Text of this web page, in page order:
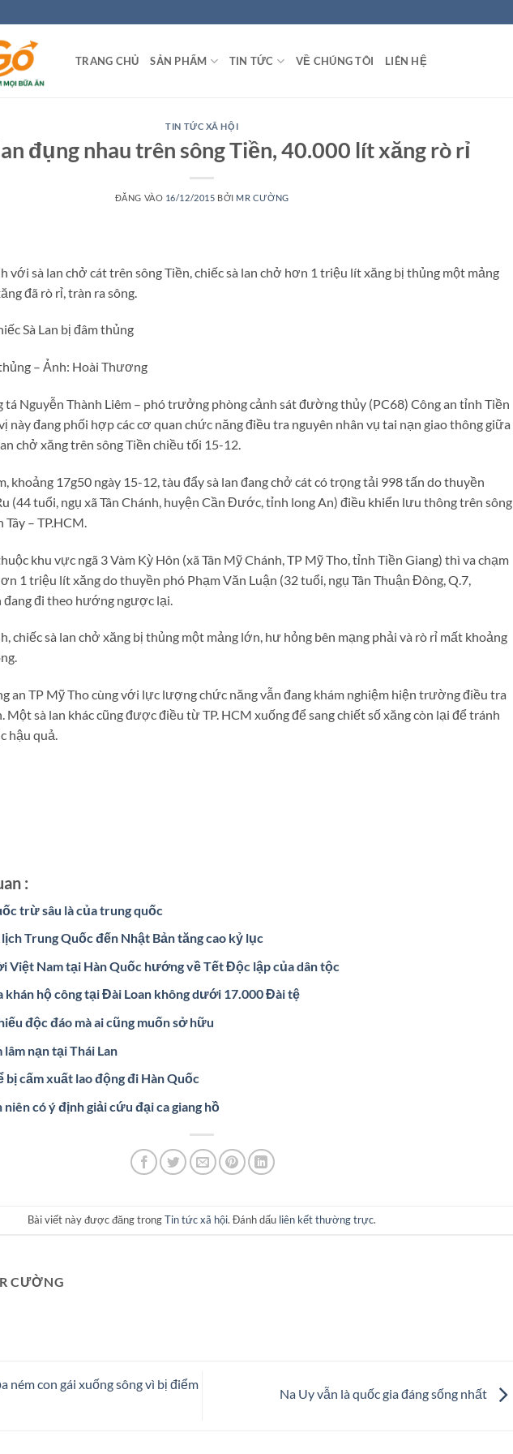
TRANG CHỦ SẢN PHẨM TIN TỨC VỀ CHÚNG TÔI LIÊN HỆ
TIN TỨC XÃ HỘI
đụng nhau trên sông Tiền, 40.000 lít xăng rò rỉ
ĐĂNG VÀO 16/12/2015 BỞI MR CƯỜNG
với sà lan chở cát trên sông Tiền, chiếc sà lan chở hơn 1 triệu lít xăng bị thủng một mảng
đã rò rỉ, tràn ra sông.
– Ảnh: Hoài Thương
Nguyễn Thành Liêm – phó trưởng phòng cảnh sát đường thủy (PC68) Công an tỉnh Tiền
này đang phối hợp các cơ quan chức năng điều tra nguyên nhân vụ tai nạn giao thông giữa
chở xăng trên sông Tiền chiều tối 15-12.
khoảng 17g50 ngày 15-12, tàu đẩy sà lan đang chở cát có trọng tải 998 tấn do thuyền
(44 tuổi, ngụ xã Tân Chánh, huyện Cần Đước, tỉnh long An) điều khiển lưu thông trên sông
– TP.HCM.
khu vực ngã 3 Vàm Kỳ Hôn (xã Tân Mỹ Chánh, TP Mỹ Tho, tỉnh Tiền Giang) thì va chạm
1 triệu lít xăng do thuyền phó Phạm Văn Luận (32 tuổi, ngụ Tân Thuận Đông, Q.7,
đi theo hướng ngược lại.
chiếc sà lan chở xăng bị thủng một mảng lớn, hư hỏng bên mạng phải và rò rỉ mất khoảng
an TP Mỹ Tho cùng với lực lượng chức năng vẫn đang khám nghiệm hiện trường điều tra
Một sà lan khác cũng được điều từ TP. HCM xuống để sang chiết số xăng còn lại để tránh
hậu quả.
:
trừ sâu là của trung quốc
Trung Quốc đến Nhật Bản tăng cao kỷ lục
Việt Nam tại Hàn Quốc hướng về Tết Độc lập của dân tộc
khán hộ công tại Đài Loan không dưới 17.000 Đài tệ
độc đáo mà ai cũng muốn sở hữu
nạn tại Thái Lan
bị cấm xuất lao động đi Hàn Quốc
niên có ý định giải cứu đại ca giang hồ
Bài viết này được đăng trongTin tức xã hội. Đánh dấu liên kết thường trực.
CƯỜNG
ném con gái xuống sông vì bị điểm
Na Uy vẫn là quốc gia đáng sống nhất